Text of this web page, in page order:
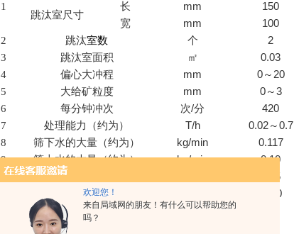
欢迎您！
来自局域网的朋友！有什么可以帮助您的
吗？
1
跳汰室尺寸
长 mm 150
宽
mm 100
2
跳汰室数 个 2
3
跳汰室面积 ㎡ 0.03
4
偏心大冲程 mm 0～ 20
5
大给矿粒度 mm 0～3
6
每分钟冲次 次/分 420
7
处理能力（约为） T/h 0.02～0.7
8
筛下水的大量（约为） kg/min 0.117
9
筛上水的大量（约为） kg/min 0.10
10
电动机
0.55
1400
外形尺寸
长度 mm